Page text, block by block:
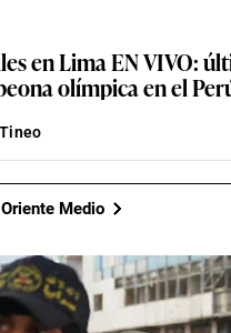
en Lima EN VIVO:
olímpica en el
Medio